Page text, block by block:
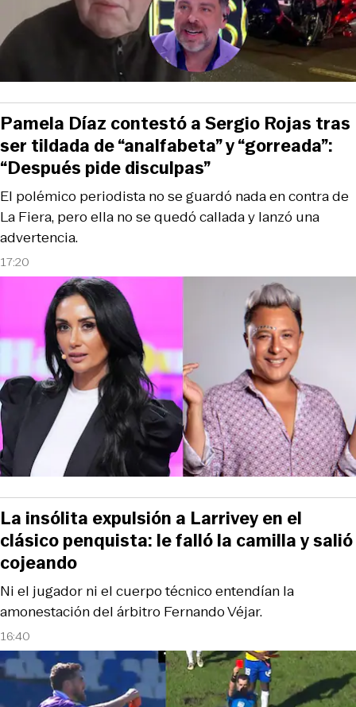
17:20
El polémico periodista no se guardó nada en contra de
La Fiera, pero ella no se quedó callada y lanzó una
advertencia.
Pamela Díaz contestó a Sergio Rojas tras
ser tildada de “analfabeta” y “gorreada”:
“Después pide disculpas”
16:40
Ni el jugador ni el cuerpo técnico entendían la
amonestación del árbitro Fernando Véjar.
La insólita expulsión a Larrivey en el
clásico penquista: le falló la camilla y salió
cojeando